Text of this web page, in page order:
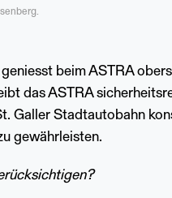
beim ASTRA
das ASTRA
Galler Stadtautobahn
gewährleisten.